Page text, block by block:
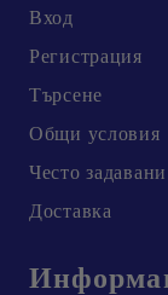
Вход
Регистрация
Търсене
Общи условия
Честo
Доставка